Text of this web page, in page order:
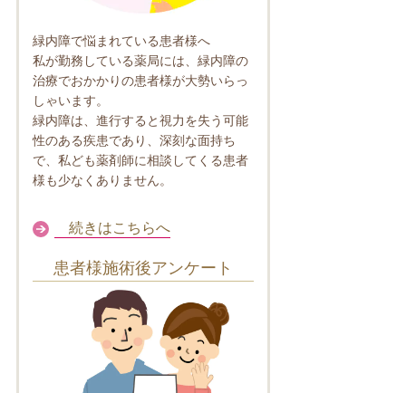
緑内障で悩まれている患者様へ
私が勤務している薬局には、緑内障の
治療でおかかりの患者様が大勢いらっ
しゃいます。
緑内障は、進行すると視力を失う可能
性のある疾患であり、深刻な面持ち
で、私ども薬剤師に相談してくる患者
様も少なくありません。
続きはこちらへ
患者様施術後アンケート